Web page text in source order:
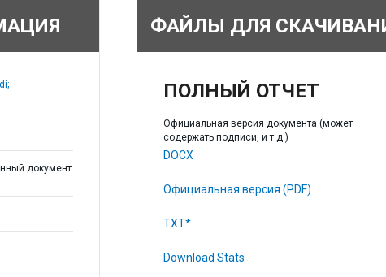
документ
ФАЙЛЫ ДЛЯ
ПОЛНЫЙ ОТЧЕТ
Официальная версия документа (может
содержать подписи, и т.д.)
DOCX
Официальная версия (PDF)
TXT*
Download Stats